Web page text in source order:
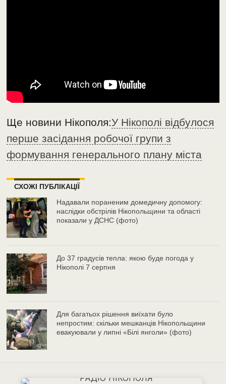
Ще новини Нікополя:У Нікополі відбулося
перше засідання робочої групи з
формування генерального плану міста
СХОЖІ ПУБЛІКАЦІЇ
Надавали пораненим домедичну допомогу:
наслідки обстрілів Нікопольщини та області
показали у ДСНС (фото)
До 37 градусів тепла: якою буде погода у
Нікополі 7 серпня
Для багатьох рішення виїхати було
непростим: скільки мешканців Нікопольщини
евакуювали у липні «Білі янголи» (фото)